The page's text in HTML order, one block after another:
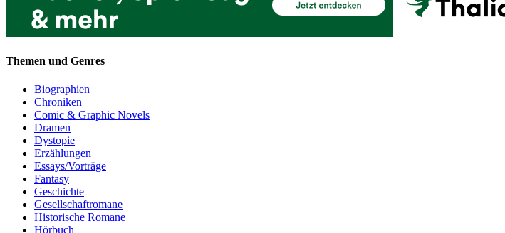
Themen und Genres
Biographien
Chroniken
Comic & Graphic Novels
Dramen
Dystopie
Erzählungen
Essays/Vorträge
Fantasy
Geschichte
Gesellschaftromane
Historische Romane
Hörbuch